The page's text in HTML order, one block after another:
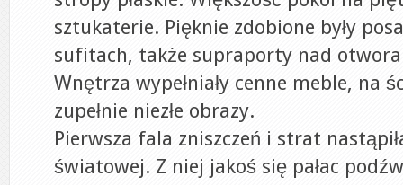
sztukaterie. Pięknie zdobione były
sufitach, także supraporty nad
Wnętrza wypełniały cenne meble, na
zupełnie niezłe obrazy.
Pierwsza fala zniszczeń i strat
światowej. Z niej jakoś się pałac